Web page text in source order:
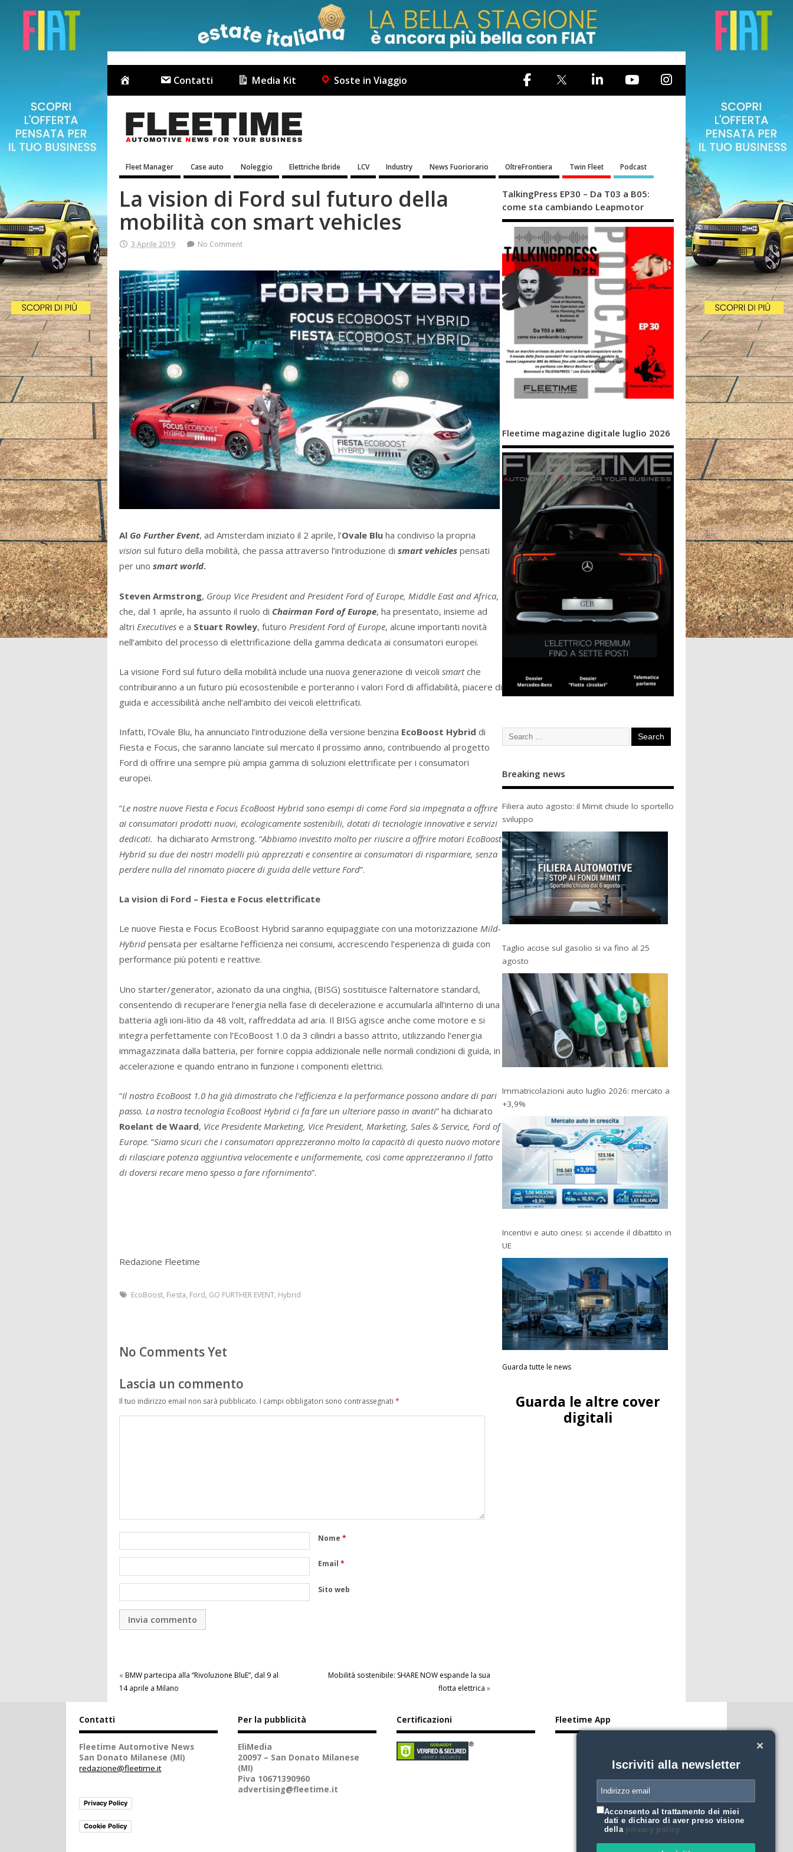
Contatti Media Kit Soste in Viaggio
Fleet Manager Case auto Noleggio Elettriche Ibride LCV Industry News Fuoriorario OltreFrontiera Twin Fleet Podcast
La vision di Ford sul futuro della
mobilità con smart vehicles
3 Aprile 2019 No Comment
Al Go Further Event, ad Amsterdam iniziato il 2 aprile, l’Ovale Bluha condiviso la propria
vision sul futuro della mobilità, che passa attraverso l’introduzione di smart vehicles pensati
per uno smart world.
Steven Armstrong, Group Vice President and President Ford of Europe, Middle East and Africa,
che, dal 1 aprile, ha assunto il ruolo di Chairman Ford of Europe, ha presentato, insieme ad
altri Executives e a Stuart Rowley, futuro President Ford of Europe, alcune importanti novità
nell’ambito del processo di elettrificazione della gamma dedicata ai consumatori europei.
La visione Ford sul futuro della mobilità include una nuova generazione di veicoli smartche
contribuiranno a un futuro più ecosostenibile e porteranno i valori Ford di affidabilità, piacere di
guida e accessibilità anche nell’ambito dei veicoli elettrificati.
Infatti, l’Ovale Blu, ha annunciato l’introduzione della versione benzina EcoBoost Hybrid di
Fiesta e Focus, che saranno lanciate sul mercato il prossimo anno, contribuendo al progetto
Ford di offrire una sempre più ampia gamma di soluzioni elettrificate per i consumatori
europei.
“Le nostre nuove Fiesta e Focus EcoBoost Hybrid sono esempi di come Ford sia impegnata a offrire
ai consumatori prodotti nuovi, ecologicamente sostenibili, dotati di tecnologie innovative e servizi
dedicati. ha dichiarato Armstrong. “Abbiamo investito molto per riuscire a offrire motori EcoBoost
Hybrid su due dei nostri modelli più apprezzati e consentire ai consumatori di risparmiare, senza
perdere nulla del rinomato piacere di guida delle vetture Ford”.
La vision di Ford – Fiesta e Focus elettrificate
Le nuove Fiesta e Focus EcoBoost Hybrid saranno equipaggiate con una motorizzazione Mild-
Hybridpensata per esaltarne l’efficienza nei consumi, accrescendo l’esperienza di guida con
performance più potenti e reattive.
Uno starter/generator, azionato da una cinghia, (BISG) sostituisce l’alternatore standard,
consentendo di recuperare l’energia nella fase di decelerazione e accumularla all’interno di una
batteria agli ioni-litio da 48 volt, raffreddata ad aria. Il BISG agisce anche come motore e si
integra perfettamente con l’EcoBoost 1.0 da 3 cilindri a basso attrito, utilizzando l’energia
immagazzinata dalla batteria, per fornire coppia addizionale nelle normali condizioni di guida, in
accelerazione e quando entrano in funzione i componenti elettrici.
“Il nostro EcoBoost 1.0 ha già dimostrato che l’efficienza e la performance possono andare di pari
passo. La nostra tecnologia EcoBoost Hybrid ci fa fare un ulteriore passo in avanti” ha dichiarato
Roelant de Waard, Vice Presidente Marketing, Vice President, Marketing, Sales & Service, Ford of
Europe. “Siamo sicuri che i consumatori apprezzeranno molto la capacità di questo nuovo motore
di rilasciare potenza aggiuntiva velocemente e uniformemente, così come apprezzeranno il fatto
di doversi recare meno spesso a fare rifornimento”.
Redazione Fleetime
EcoBoost, Fiesta, Ford, GO FURTHER EVENT, Hybrid
No Comments Yet
Lascia un commento
Il tuo indirizzo email non sarà pubblicato. I campi obbligatori sono contrassegnati *
Nome *
Email *
Sito web
« BMW partecipa alla “Rivoluzione BluE”, dal 9 al
14 aprile a Milano
Mobilità sostenibile: SHARE NOW espande la sua
flotta elettrica »
TalkingPress EP30 – Da T03 a B05:
come sta cambiando Leapmotor
Fleetime magazine digitale luglio 2026
Breaking news
Filiera auto agosto: il Mimit chiude lo sportello
sviluppo
Taglio accise sul gasolio si va fino al 25
agosto
Immatricolazioni auto luglio 2026: mercato a
+3,9%
Incentivi e auto cinesi: si accende il dibattito in
UE
Guarda tutte le news
Iscriviti alla newsletter
Acconsento al trattamento dei miei
dati e dichiaro di aver preso visione
della privacy policy
Guarda le altre cover
digitali
Contatti
Fleetime Automotive News
San Donato Milanese (MI)
redazione@fleetime.it
Privacy Policy
Cookie Policy
Per la pubblicità
EliMedia
20097 – San Donato Milanese
(MI)
Piva 10671390960
advertising@fleetime.it
Certificazioni Fleetime App